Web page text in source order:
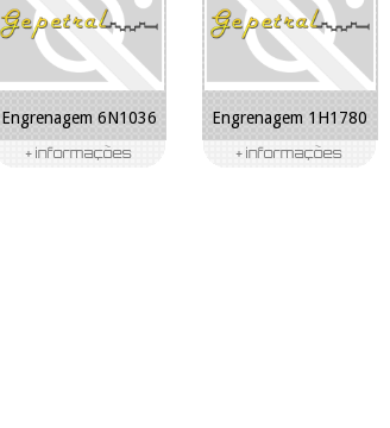
Engrenagem 6N1036 Engrenagem 1H1780